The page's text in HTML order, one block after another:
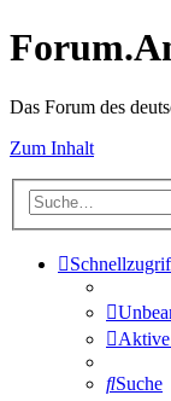
Das Forum des
Zum Inhalt
Aktive
Suche